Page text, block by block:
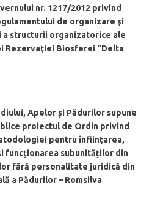
nr. 1217/2012 privind
de organizare şi
a structurii organizatorice ale
Rezervaţiei Biosferei “Delta
Apelor și Pădurilor supune
proiectul de Ordin privind
pentru înființarea,
funcționarea subunităților din
fără personalitate juridică din
a Pădurilor – Romsilva